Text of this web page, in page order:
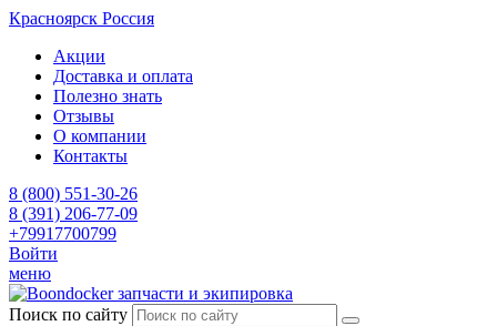
Красноярск Россия
Акции
Доставка и оплата
Полезно знать
Отзывы
О компании
Контакты
8 (800) 551-30-26
8 (391) 206-77-09
+79917700799
Войти
меню
запчасти и экипировка
Поиск по сайту